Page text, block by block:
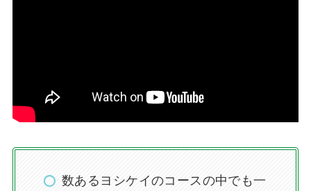
数あるヨシケイのコースの中でも一